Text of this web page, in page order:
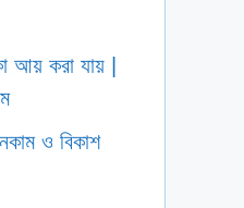
আয় করা যায় |
ও বিকাশ